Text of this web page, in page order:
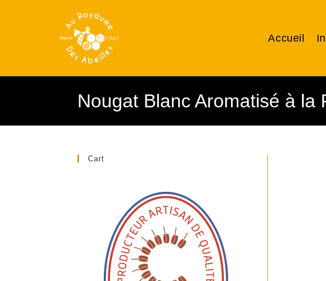
Accueil
Nougat Blanc Aromatisé à la
Cart